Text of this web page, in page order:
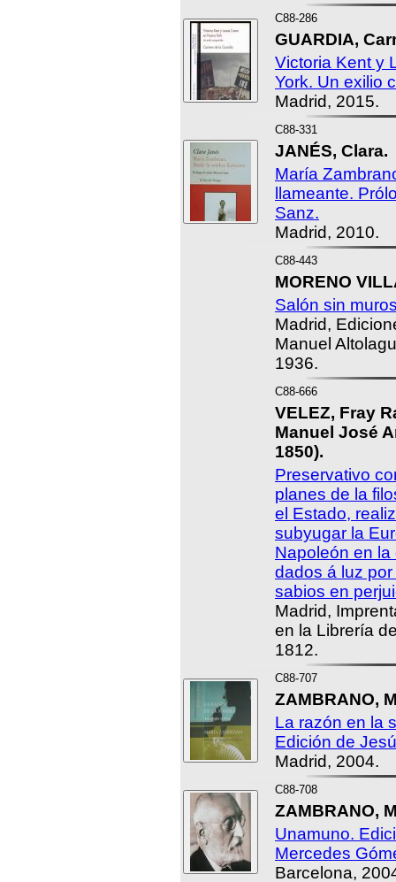
C88-286
GUARDIA,
Victoria Kent y
York. Un exilio
Madrid, 2015.
C88-331
JANÉS, Clara.
María
llameante.
Sanz.
Madrid, 2010.
C88-443
MORENO
Salón sin
Madrid,
Manuel
1936.
C88-666
VELEZ, Fray
Manuel José
1850).
Preservativo
planes de la
el Estado,
subyugar la
Napoleón en
dados á luz
sabios en
Madrid,
en la Librería
1812.
C88-707
ZAMBRANO,
La razón en la
Edición de
Madrid, 2004.
C88-708
ZAMBRANO,
Unamuno.
Mercedes
Barcelona,